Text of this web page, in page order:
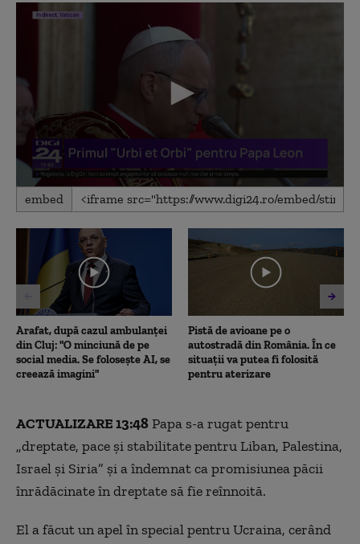
0
seconds
4
minutes,
seconds
embed
Arafat, după cazul ambulanței
din Cluj: "O minciună de pe
social media. Se folosește AI, se
creează imagini"
Pistă de avioane pe o
autostradă din România. În ce
situații va putea fi folosită
pentru aterizare
ACTUALIZARE 13:48 Papa s-a rugat pentru
„dreptate, pace și stabilitate pentru Liban, Palestina,
Israel și Siria” și a îndemnat ca promisiunea păcii
înrădăcinate în dreptate să fie reînnoită.
El a făcut un apel în special pentru Ucraina, cerând